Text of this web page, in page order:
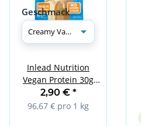
Geschmack
Inlead Nutrition
Vegan Protein 30g
Creamy Vanilla
2,90 € *
96,67 € pro 1 kg